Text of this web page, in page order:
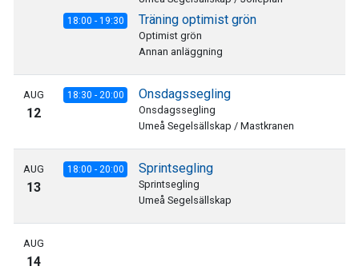
18:00 - 19:30 Träning optimist grön
Optimist grön
Annan anläggning
AUG
12
18:30 - 20:00 Onsdagssegling
Onsdagssegling
Umeå Segelsällskap / Mastkranen
AUG
13
18:00 - 20:00 Sprintsegling
Sprintsegling
Umeå Segelsällskap
AUG
14